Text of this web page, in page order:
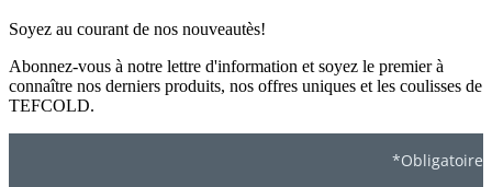
Soyez au courant de nos nouveautès!
Abonnez-vous à notre lettre d'information et soyez le premier à
connaître nos derniers produits, nos offres uniques et les coulisses de
TEFCOLD.
*Obligatoire